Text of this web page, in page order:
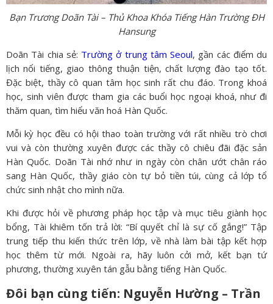
Bạn Trương Doãn Tài – Thủ Khoa Khóa Tiếng Hàn Trường ĐH
Hansung
Doãn Tài chia sẻ: Trường ở trung tâm Seoul, gần các điểm du
lịch nổi tiếng, giao thông thuận tiện, chất lượng đào tạo tốt.
Đặc biệt, thầy cô quan tâm học sinh rất chu đáo. Trong khoá
học, sinh viên được tham gia các buổi học ngoại khoá, như đi
thăm quan, tìm hiểu văn hoá Hàn Quốc.
Mỗi kỳ học đều có hội thao toàn trường với rất nhiều trò chơi
vui và còn thường xuyên được các thầy cô chiêu đãi đặc sản
Hàn Quốc. Doãn Tài nhớ như in ngày còn chân ướt chân ráo
sang Hàn Quốc, thầy giáo còn tự bỏ tiền túi, cùng cả lớp tổ
chức sinh nhật cho mình nữa.
Khi được hỏi về phương pháp học tập và mục tiêu giành học
bổng, Tài khiêm tốn trả lời: “Bí quyết chỉ là sự cố gắng!” Tập
trung tiếp thu kiến thức trên lớp, về nhà làm bài tập kết hợp
học thêm từ mới. Ngoài ra, hãy luôn cởi mở, kết bạn tứ
phương, thường xuyên tán gẫu bằng tiếng Hàn Quốc.
Đôi bạn cùng tiến: Nguyễn Hường – Trần